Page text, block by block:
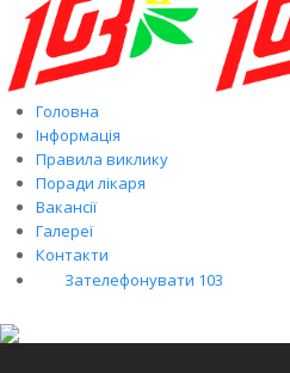
Головна
Інформація
Правила виклику
Поради лікаря
Вакансії
Галереї
Контакти
Зателефонувати 103